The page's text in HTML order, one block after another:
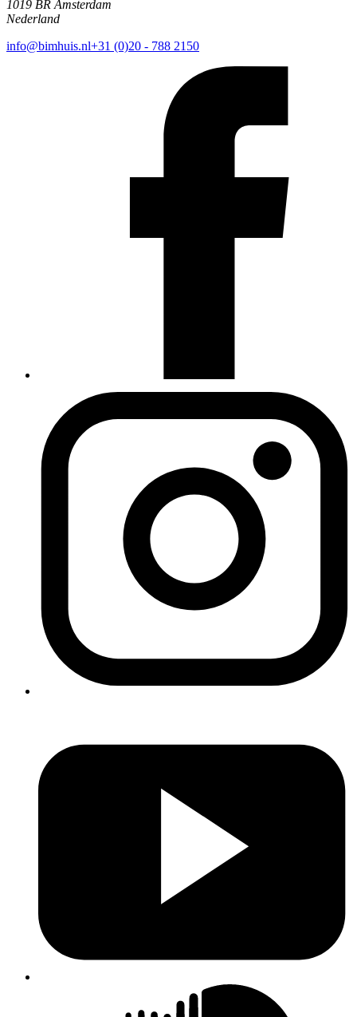
1019 BR Amsterdam
Nederland
info@bimhuis.nl+31 (0)20 - 788 2150